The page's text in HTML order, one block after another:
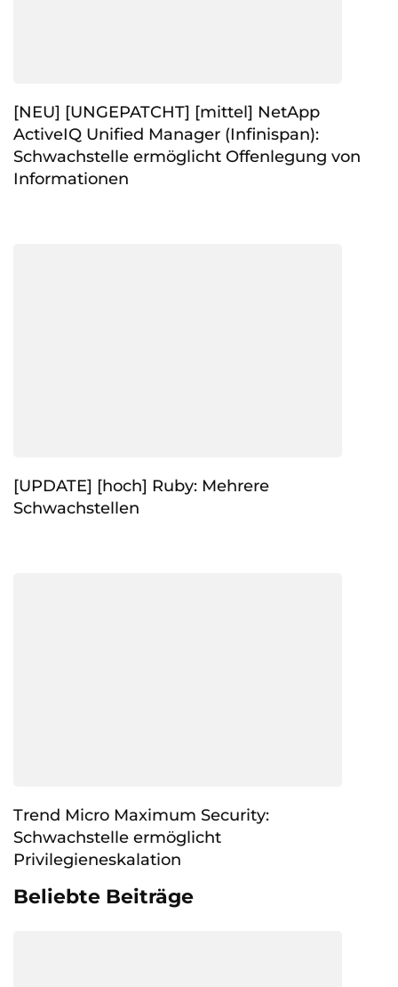
[NEU] [UNGEPATCHT] [mittel] NetApp
ActiveIQ Unified Manager (Infinispan):
Schwachstelle ermöglicht Offenlegung von
Informationen
[UPDATE] [hoch] Ruby: Mehrere
Schwachstellen
Trend Micro Maximum Security:
Schwachstelle ermöglicht
Privilegieneskalation
Beliebte Beiträge